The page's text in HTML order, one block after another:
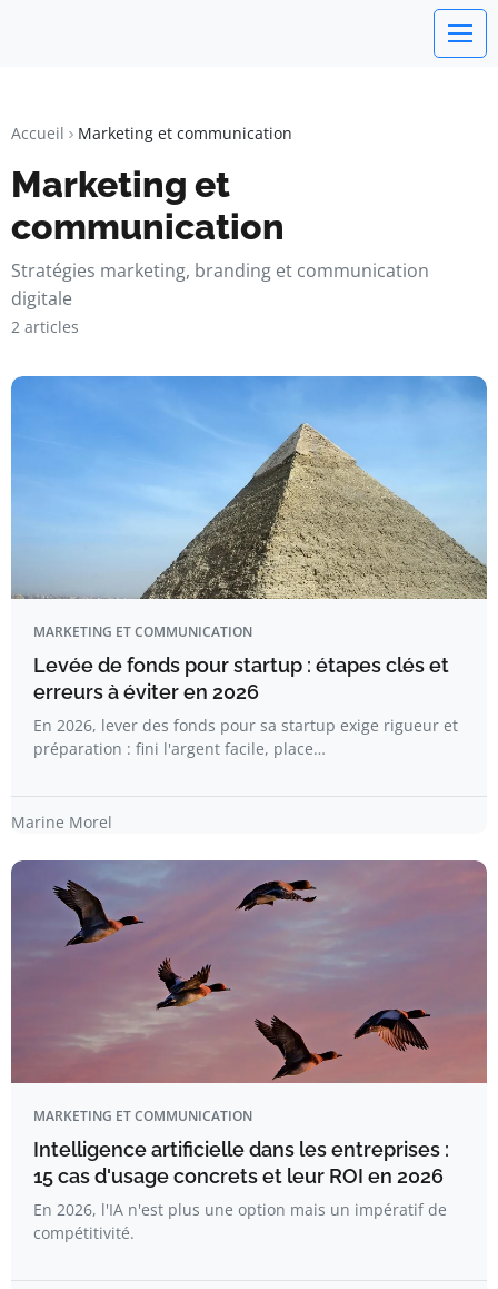
BUSINESS INSIGHTS FOR FRANCE
Accueil Marketing et communication
Marketing et
communication
Stratégies marketing, branding et communication
digitale
2 articles
MARKETING ET COMMUNICATION
Levée de fonds pour startup : étapes clés et
erreurs à éviter en 2026
En 2026, lever des fonds pour sa startup exige rigueur et
préparation : fini l'argent facile, place…
Marine Morel
MARKETING ET COMMUNICATION
Intelligence artificielle dans les entreprises :
15 cas d'usage concrets et leur ROI en 2026
En 2026, l'IA n'est plus une option mais un impératif de
compétitivité.